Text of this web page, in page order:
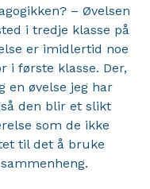
– Øvelsen
i tredje klasse på
er imidlertid noe
i første klasse. Der,
en øvelse jeg har
den blir et slikt
som de ikke
til det å bruke